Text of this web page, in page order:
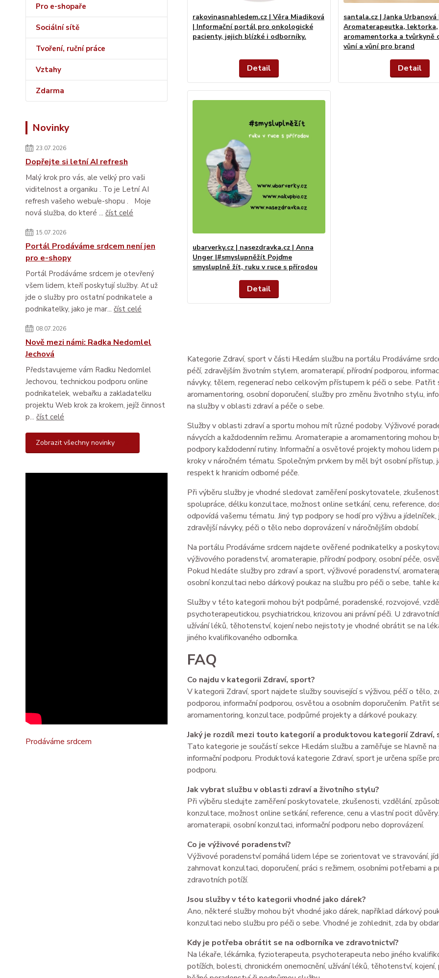
Pro e-shopaře
Sociální sítě
Tvoření, ruční práce
Vztahy
Zdarma
Novinky
23.07.2026
Dopřejte si letní AI refresh
Malý krok pro vás, ale velký pro vaši
viditelnost a organiku . To je Letní AI
refresh vašeho webu/e-shopu . Moje
nová služba, do které ... číst celé
15.07.2026
Portál Prodáváme srdcem není jen
pro e-shopy
Portál Prodáváme srdcem je otevřený
všem lidem, kteří poskytují služby. Ať už
jde o služby pro ostatní podnikatele a
podnikatelky, jako je mar... číst celé
08.07.2026
Nově mezi námi: Radka Nedomlel
Jechová
Představujeme vám Radku Nedomlel
Jechovou, technickou podporu online
podnikatelek, webařku a zakladatelku
projektu Web krok za krokem, jejíž činnost
p... číst celé
Zobrazit všechny novinky
Prodáváme srdcem
rakovinasnahledem.cz | Věra Miadiková
| Informační portál pro onkologické
pacienty, jejich blízké i odborníky.
Detail
santala.cz | Janka Urbanová
Aromaterapeutka, lektorka,
aromamentorka a tvůrkyně
vůní a vůní pro brand
Detail
ubarverky.cz | nasezdravka.cz | Anna
Unger |#smyslupněžít Pojďme
smysluplně žít, ruku v ruce s přírodou
Detail
Kategorie Zdraví, sport v části Hledám službu na portálu Prodáváme
péčí, zdravějším životním stylem, aromaterapií, přírodní podporou,
návyky, tělem, regenerací nebo celkovým přístupem k péči o sebe.
aromamentoring, osobní doporučení, služby pro změnu životního stylu,
na služby v oblasti zdraví a péče o sebe.
Služby v oblasti zdraví a sportu mohou mít různé podoby. Výživové
návycích a každodenním režimu. Aromaterapie a aromamentoring mohou
podpory každodenní rutiny. Informační a osvětové projekty mohou lidem
kroky v náročném tématu. Společným prvkem by měl být osobní přístup,
respekt k hranicím odborné péče.
Při výběru služby je vhodné sledovat zaměření poskytovatele,
spolupráce, délku konzultace, možnost online setkání, cenu, reference,
odpovídá vašemu tématu. Jiný typ podpory se hodí pro výživu a
zdravější návyky, péči o tělo nebo doprovázení v náročnějším období.
Na portálu Prodáváme srdcem najdete ověřené podnikatelky a
výživového poradenství, aromaterapie, přírodní podpory, osobní péče,
Pokud hledáte služby pro zdraví a sport, výživové poradenství,
osobní konzultaci nebo dárkový poukaz na službu pro péči o sebe, tahle
Služby v této kategorii mohou být podpůrné, poradenské, rozvojové,
psychoterapeutickou, psychiatrickou, krizovou ani právní péči. U
užívání léků, těhotenství, kojení nebo nejistoty je vhodné obrátit se na
jiného kvalifikovaného odborníka.
FAQ
Co najdu v kategorii Zdraví, sport?
V kategorii Zdraví, sport najdete služby související s výživou, péčí o tělo,
podporou, informační podporou, osvětou a osobním doporučením. Patřit
aromamentoring, konzultace, podpůrné projekty a dárkové poukazy.
Jaký je rozdíl mezi touto kategorií a produktovou kategorií Zdraví,
Tato kategorie je součástí sekce Hledám službu a zaměřuje se hlavně
informační podporu. Produktová kategorie Zdraví, sport je určena spíše
podporu.
Jak vybrat službu v oblasti zdraví a životního stylu?
Při výběru sledujte zaměření poskytovatele, zkušenosti, vzdělání,
konzultace, možnost online setkání, reference, cenu a vlastní pocit
aromaterapii, osobní konzultaci, informační podporu nebo doprovázení.
Co je výživové poradenství?
Výživové poradenství pomáhá lidem lépe se zorientovat ve stravování,
zahrnovat konzultaci, doporučení, práci s režimem, osobními potřebami a
zdravotních potíží.
Jsou služby v této kategorii vhodné jako dárek?
Ano, některé služby mohou být vhodné jako dárek, například dárkový
konzultaci nebo službu pro péči o sebe. Vhodné je zohlednit, zda by
Kdy je potřeba obrátit se na odborníka ve zdravotnictví?
Na lékaře, lékárníka, fyzioterapeuta, psychoterapeuta nebo jiného
potížích, bolesti, chronickém onemocnění, užívání léků, těhotenství,